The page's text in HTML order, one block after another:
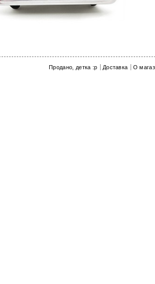
Продано, детка :p Доставка О